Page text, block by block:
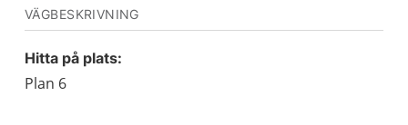
VÄGBESKRIVNING
Hitta på plats:
Plan 6